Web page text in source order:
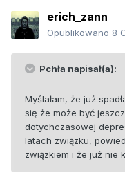
erich_zann
Opublikowano 8
Pchła napisał(a):
Myślałam, że już
się że może być
dotychczasowej
latach związku,
związkiem i że już nie